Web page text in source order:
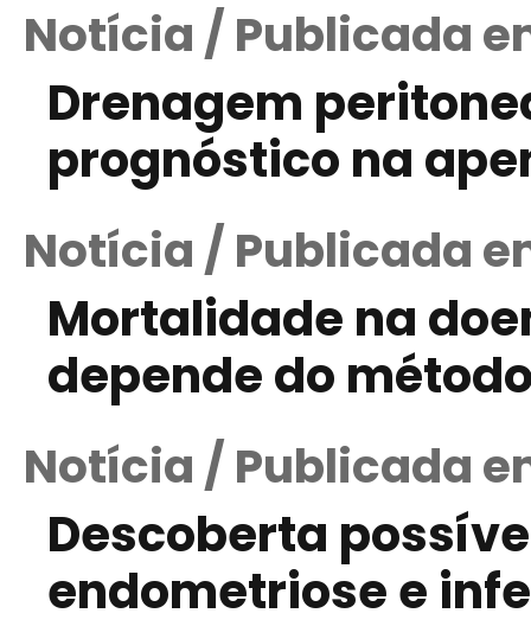
Notícia / Publicada
Drenagem
prognóstico na
Notícia / Publicada
Mortalidade na
depende do
Notícia / Publicada
Descoberta
endometriose e